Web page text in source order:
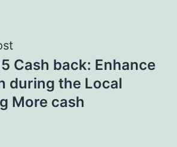
Cash back: Enhance
during the Local
More cash